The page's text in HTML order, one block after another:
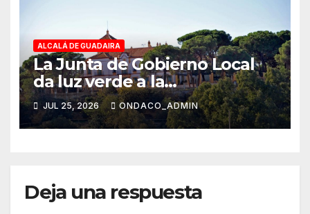
ALCALÁ DE GUADAIRA
La Junta de Gobierno Local
da luz verde a la
rehabilitación integral del
Hotel Oromana como futuro
hotel de cuatro estrellas
JUL 25, 2026 ONDACO_ADMIN
Deja una respuesta